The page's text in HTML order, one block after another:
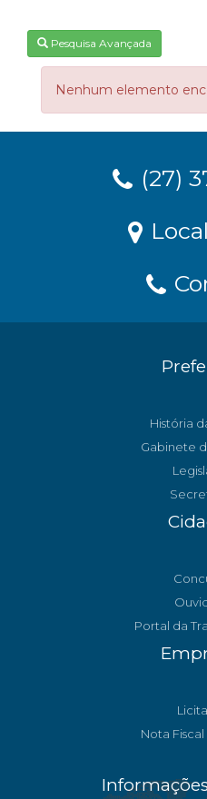
Pesquisa Avançada
Nenhum elemento
(27)
História
Gabinete
Portal da
Nota